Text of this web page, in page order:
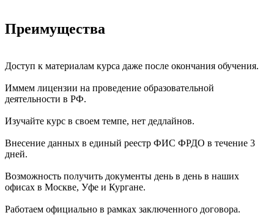
Преимущества
Доступ к материалам курса даже после окончания обучения.
Иммем лицензии на проведение образовательной
деятельности в РФ.
Изучайте курс в своем темпе, нет дедлайнов.
Внесение данных в единый реестр ФИС ФРДО в течение 3
дней.
Возможность получить документы день в день в наших
офисах в Москве, Уфе и Кургане.
Работаем официально в рамках заключенного договора.